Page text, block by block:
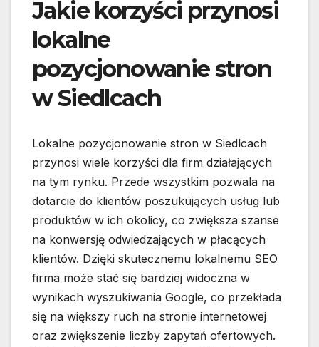
Jakie korzyści przynosi
lokalne
pozycjonowanie stron
w Siedlcach
Lokalne pozycjonowanie stron w Siedlcach
przynosi wiele korzyści dla firm działających
na tym rynku. Przede wszystkim pozwala na
dotarcie do klientów poszukujących usług lub
produktów w ich okolicy, co zwiększa szanse
na konwersję odwiedzających w płacących
klientów. Dzięki skutecznemu lokalnemu SEO
firma może stać się bardziej widoczna w
wynikach wyszukiwania Google, co przekłada
się na większy ruch na stronie internetowej
oraz zwiększenie liczby zapytań ofertowych.